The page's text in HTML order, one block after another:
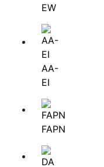
EW
АА-
EI
FAPN